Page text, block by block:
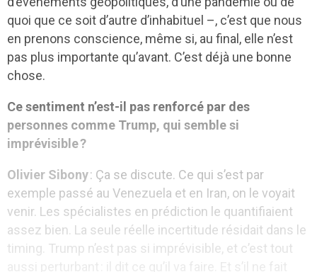
quoi que ce soit d’autre d’inhabituel –, c’est que nous
en prenons conscience, même si, au final, elle n’est
pas plus importante qu’avant. C’est déjà une bonne
chose.
Ce sentiment n’est-il pas renforcé par des
personnes comme Trump, qui semble si
imprévisible ?
Olivier Sibony: Ça se discute. Ce qui s’est par
exemple passé au Venezuela et en Iran, on le voyait
venir. Les spécialistes en prédiction le quantifiaient
assez bien. La seule réelle incertitude résidait dans le
timing. Trump n’est pas si imprévisible, et c’est tout